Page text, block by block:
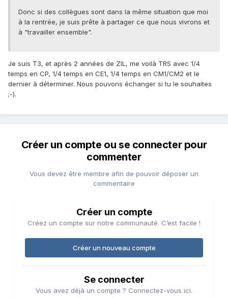
Donc si des collègues sont dans la même situation que moi
à la rentrée, je suis prête à partager ce que nous vivrons et
à "travailler ensemble".
Je suis T3, et après 2 années de ZIL, me voilà TRS avec 1/4
temps en CP, 1/4 temps en CE1, 1/4 temps en CM1/CM2 et le
dernier à déterminer. Nous pouvons échanger si tu le souhaites
;-).
Créer un compte ou se connecter pour
commenter
Vous devez être membre afin de pouvoir déposer un
commentaire
Créer un compte
Créez un compte sur notre communauté. C’est facile !
Créer un nouveau compte
Se connecter
Vous avez déjà un compte ? Connectez-vous ici.